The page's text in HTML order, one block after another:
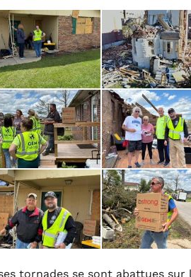
tornades se sont abattues